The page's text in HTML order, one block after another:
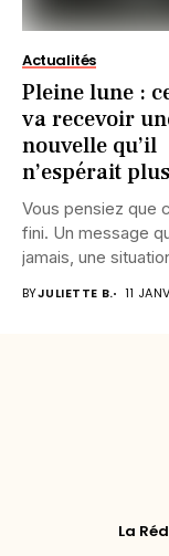
Actualités
Pleine lune :
va recevoir
nouvelle qu’il
n’espérait plus
Vous pensiez que
fini. Un message
jamais, une
BYJULIETTE B. 11
La